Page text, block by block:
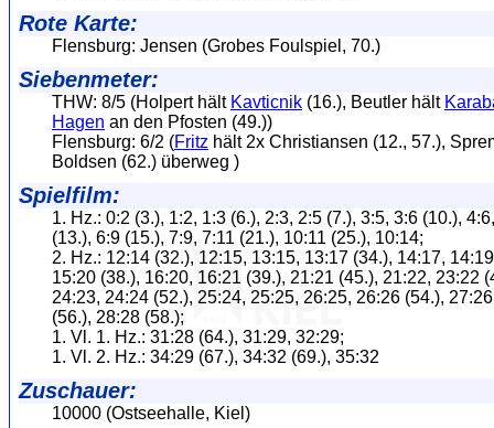
Rote Karte:
Flensburg: Jensen (Grobes Foulspiel, 70.)
Siebenmeter:
THW: 8/5 (Holpert hält Kavticnik (16.), Beutler hält
Hagen an den Pfosten (49.))
Flensburg: 6/2 (Fritz hält 2x Christiansen (12., 57.),
Boldsen (62.) überweg )
Spielfilm:
1. Hz.: 0:2 (3.), 1:2, 1:3 (6.), 2:3, 2:5 (7.), 3:5, 3:6 (10.),
(13.), 6:9 (15.), 7:9, 7:11 (21.), 10:11 (25.), 10:14;
2. Hz.: 12:14 (32.), 12:15, 13:15, 13:17 (34.), 14:17,
15:20 (38.), 16:20, 16:21 (39.), 21:21 (45.), 21:22, 23:22
24:23, 24:24 (52.), 25:24, 25:25, 26:25, 26:26 (54.),
(56.), 28:28 (58.);
1. Vl. 1. Hz.: 31:28 (64.), 31:29, 32:29;
1. Vl. 2. Hz.: 34:29 (67.), 34:32 (69.), 35:32
Zuschauer:
10000 (Ostseehalle, Kiel)